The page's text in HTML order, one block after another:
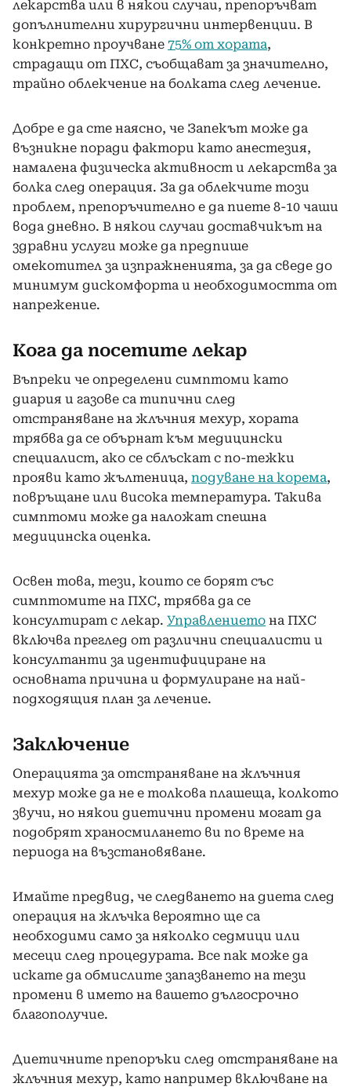
лекарства или в някои случаи, препоръчват
допълнителни хирургични интервенции. В
конкретно проучване 75% от хората,
страдащи от ПХС, съобщават за значително,
трайно облекчение на болката след лечение.
Добре е да сте наясно, че Запекът може да
възникне поради фактори като анестезия,
намалена физическа активност и лекарства за
болка след операция. За да облекчите този
проблем, препоръчително е да пиете 8-10 чаши
вода дневно. В някои случаи доставчикът на
здравни услуги може да предпише
омекотител за изпражненията, за да сведе до
минимум дискомфорта и необходимостта от
напрежение.
Кога да посетите лекар
Въпреки че определени симптоми като
диария и газове са типични след
отстраняване на жлъчния мехур, хората
трябва да се обърнат към медицински
специалист, ако се сблъскат с по-тежки
прояви като жълтеница, подуване на корема,
повръщане или висока температура. Такива
симптоми може да наложат спешна
медицинска оценка.
Освен това, тези, които се борят със
симптомите на ПХС, трябва да се
консултират с лекар. Управлението на ПХС
включва преглед от различни специалисти и
консултанти за идентифициране на
основната причина и формулиране на най-
подходящия план за лечение.
Заключение
Операцията за отстраняване на жлъчния
мехур може да не е толкова плашеща, колкото
звучи, но някои диетични промени могат да
подобрят храносмилането ви по време на
периода на възстановяване.
Имайте предвид, че следването на диета след
операция на жлъчка вероятно ще са
необходими само за няколко седмици или
месеци след процедурата. Все пак може да
искате да обмислите запазването на тези
промени в името на вашето дългосрочно
благополучие.
Диетичните препоръки след отстраняване на
жлъчния мехур, като например включване на